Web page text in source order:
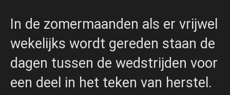
In de zomermaanden als er vrijwel
wekelijks wordt gereden staan de
dagen tussen de wedstrijden voor
een deel in het teken van herstel.